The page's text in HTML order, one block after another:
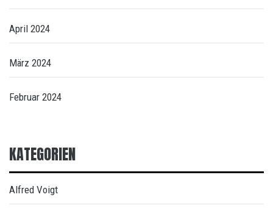
April 2024
März 2024
Februar 2024
KATEGORIEN
Alfred Voigt